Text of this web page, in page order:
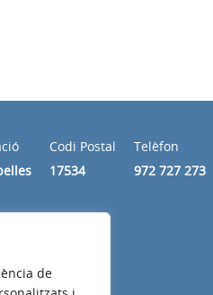
de
Codi Postal
17534
Telèfon
972 727 273